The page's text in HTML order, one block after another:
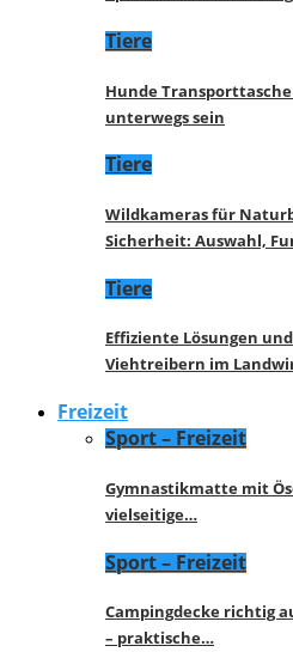
Tiere
Hunde
unterwegs sein
Tiere
Wildkameras für
Sicherheit: Auswahl,
Tiere
Effiziente Lösungen
Viehtreibern im
Freizeit
Sport – Freizeit
Gymnastikmatte mit
vielseitige…
Sport – Freizeit
Campingdecke richtig
– praktische…